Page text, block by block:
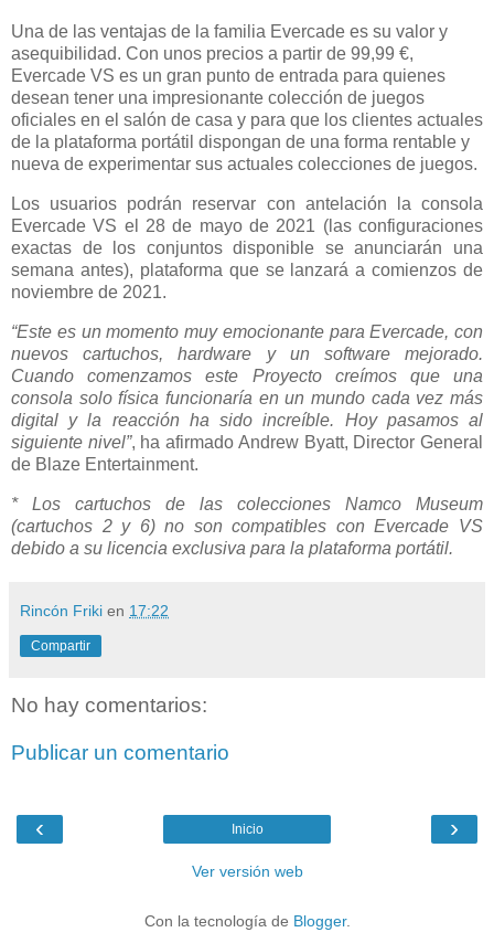
Una de las ventajas de la familia Evercade es su valor y
asequibilidad. Con unos precios a partir de 99,99 €,
Evercade VS es un gran punto de entrada para quienes
desean tener una impresionante colección de juegos
oficiales en el salón de casa y para que los clientes actuales
de la plataforma portátil dispongan de una forma rentable y
nueva de experimentar sus actuales colecciones de juegos.
Los usuarios podrán reservar con antelación la consola
Evercade VS el 28 de mayo de 2021 (las configuraciones
exactas de los conjuntos disponible se anunciarán una
semana antes), plataforma que se lanzará a comienzos de
noviembre de 2021.
“Este es un momento muy emocionante para Evercade, con
nuevos cartuchos, hardware y un software mejorado.
Cuando comenzamos este Proyecto creímos que una
consola solo física funcionaría en un mundo cada vez más
digital y la reacción ha sido increíble. Hoy pasamos al
siguiente nivel”, ha afirmado Andrew Byatt, Director General
de Blaze Entertainment.
* Los cartuchos de las colecciones Namco Museum
(cartuchos 2 y 6) no son compatibles con Evercade VS
debido a su licencia exclusiva para la plataforma portátil.
Rincón Friki en 17:22
Compartir
No hay comentarios:
Publicar un comentario
‹ ›
Inicio
Ver versión web
Con la tecnología de Blogger.